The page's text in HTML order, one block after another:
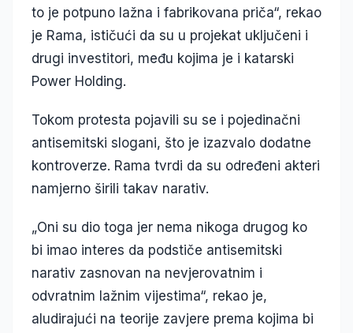
to je potpuno lažna i fabrikovana priča“, rekao
je Rama, ističući da su u projekat uključeni i
drugi investitori, među kojima je i katarski
Power Holding.
Tokom protesta pojavili su se i pojedinačni
antisemitski slogani, što je izazvalo dodatne
kontroverze. Rama tvrdi da su određeni akteri
namjerno širili takav narativ.
„Oni su dio toga jer nema nikoga drugog ko
bi imao interes da podstiče antisemitski
narativ zasnovan na nevjerovatnim i
odvratnim lažnim vijestima“, rekao je,
aludirajući na teorije zavjere prema kojima bi